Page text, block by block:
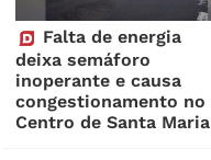
Falta de energia
deixa semáforo
inoperante e causa
congestionamento no
Centro de Santa Maria